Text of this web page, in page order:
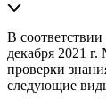
В
декабря 2021
проверки
следующие